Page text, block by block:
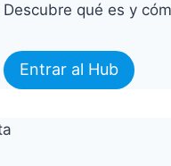
qué es y
Entrar al Hub